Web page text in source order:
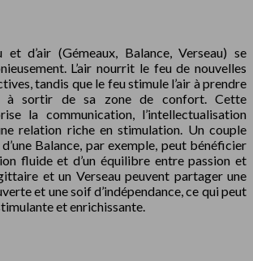
d’air (Gémeaux, Balance, Verseau) se
L’air nourrit le feu de nouvelles
tandis que le feu stimule l’air à prendre
à sortir de sa zone de confort. Cette
la communication, l’intellectualisation
relation riche en stimulation. Un couple
Balance, par exemple, peut bénéficier
fluide et d’un équilibre entre passion et
et un Verseau peuvent partager une
et une soif d’indépendance, ce qui peut
et enrichissante.